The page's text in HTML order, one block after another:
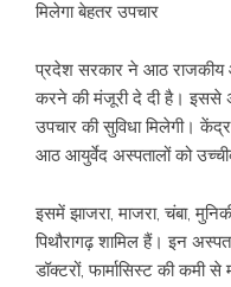
मिलेगा बेहतर उपचार
प्रदेश सरकार ने आठ राजकीय
करने की मंजूरी दे दी है। इससे
उपचार की सुविधा मिलेगी।
आठ आयुर्वेद अस्पतालों को
इसमें झाजरा, माजरा, चंबा,
पिथौरागढ़ शामिल हैं। इन
डॉक्टरों, फार्मासिस्ट की कमी